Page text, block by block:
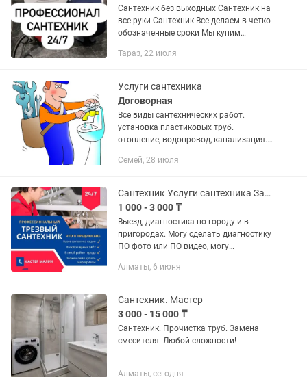
Сантехник без выходных Сантехник на
все руки Сантехник Все делаем в четко
обозначенные сроки Мы купим
доставим их до объекта Не работаем с
Тараз, 22 июля
Услуги сантехника
Договорная
Все виды сантехнических работ.
установка пластиковых труб.
отопление, водопровод, канализация.
унитазов.прочистка канализации.
Семей, 28 июля
Сантехник Услуги сантехника Засор Прочистка канализации Тепловизор Утечка
1 000 - 3 000 ₸
Выезд, диагностика по городу и в
пригородах. Могу сделать диагностику
ПО фото или ПО видео, могу
дальнейшие действие(самоучкам).
Алматы, 6 июня
Сантехник. Мастер
3 000 - 15 000 ₸
Сантехник. Прочистка труб. Замена
смесителя. Любой сложности!
Алматы, сегодня